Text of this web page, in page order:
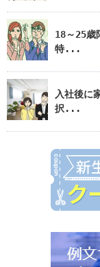
18～25歳
特...
入社後に
択...